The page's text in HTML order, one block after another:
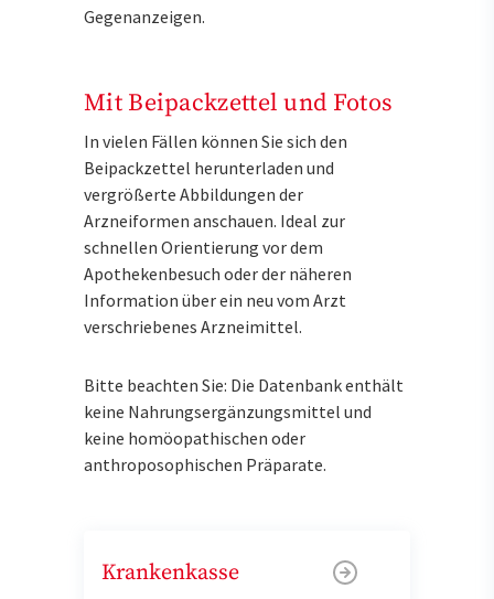
Gegenanzeigen.
Mit Beipackzettel und Fotos
In vielen Fällen können Sie sich den
Beipackzettel herunterladen und
vergrößerte Abbildungen der
Arzneiformen anschauen. Ideal zur
schnellen Orientierung vor dem
Apothekenbesuch oder der näheren
Information über ein neu vom Arzt
verschriebenes Arzneimittel.
Bitte beachten Sie: Die Datenbank enthält
keine Nahrungsergänzungsmittel und
keine homöopathischen oder
anthroposophischen Präparate.
Krankenkasse